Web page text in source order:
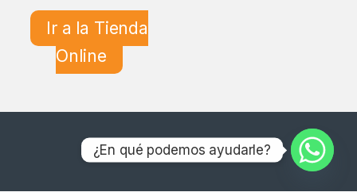
Ir a la Tienda
Online
¿En qué podemos ayudarle?